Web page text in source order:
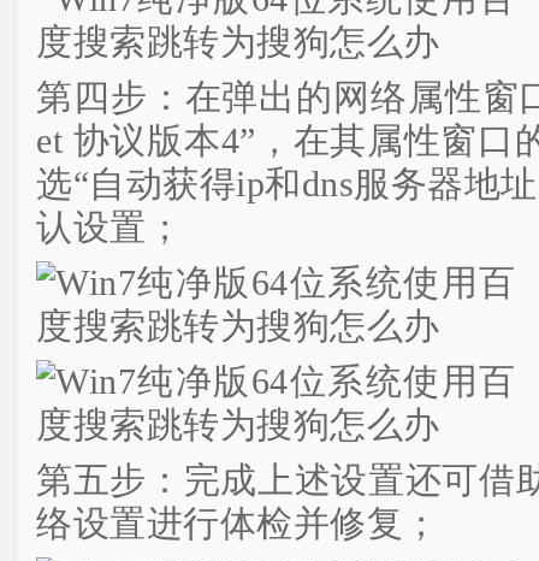
第四步：在弹出的网络属性窗
et 协议版本4”，在其属性窗口
选“自动获得ip和dns服务器地
认设置；
第五步：完成上述设置还可借
络设置进行体检并修复；